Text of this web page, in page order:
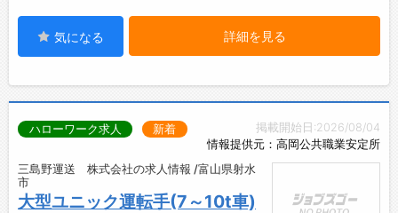
気になる 詳細を見る
掲載開始日:2026/08/04
情報提供元：高岡公共職業安定所
ハローワーク求人 新着
三島野運送 株式会社の求人情報 /富山県射水
市
大型ユニック運転手(7～10t車)